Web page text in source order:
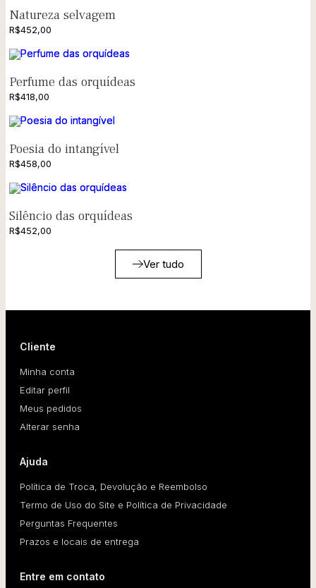
Natureza selvagem
R$452,00
Perfume das orquídeas
R$418,00
Poesia do intangível
R$458,00
Silêncio das orquídeas
R$452,00
Ver tudo
Cliente
Minha conta
Editar perfil
Meus pedidos
Alterar senha
Ajuda
Política de Troca, Devolução e Reembolso
Termo de Uso do Site e Política de Privacidade
Perguntas Frequentes
Prazos e locais de entrega
Entre em contato